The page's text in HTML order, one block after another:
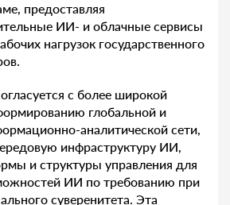
предоставляя
ИИ- и облачные сервисы
нагрузок государственного
с более широкой
глобальной и
аналитической сети,
инфраструктуру ИИ,
и структуры управления для
ИИ по требованию при
суверенитета. Эта